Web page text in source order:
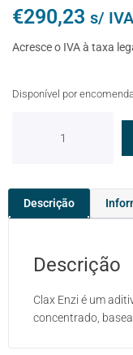
€290,23 s/ IVA
Acresce o IVA à taxa
Disponível por encomenda
Descrição
Descrição
Clax Enzi é um
concentrado,